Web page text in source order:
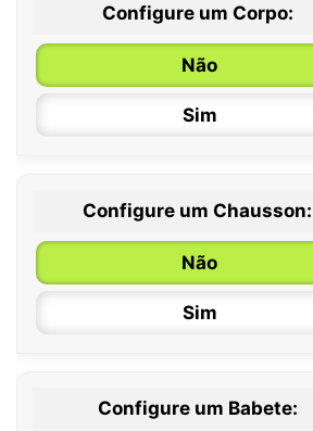
Configure um Corpo:
Não
Sim
0 / 6 meses
6 / 12 meses
12 / 18 meses
Configure um Chausson:
Não
Sim
Configure um Babete: